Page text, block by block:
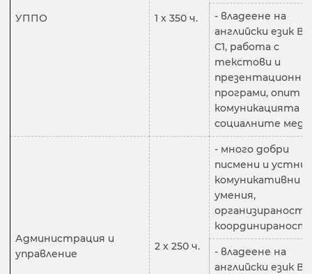
УППО 1 х 350 ч.
- владеене на
английски език В2,
C1, работа с
текстови и
презентационни
програми, опит в
комуникацията в
социалните
Администрация и
управление
2 х 250 ч.
- много добри
писмени и устни
комуникативни
умения,
организираност
координираност
- владеене на
английски език В2,